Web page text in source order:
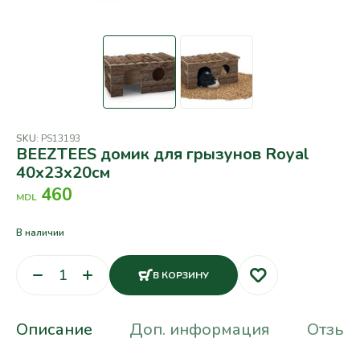
SKU: PS13193
BEEZTEES домик для грызунов Royal
40х23х20см
MDL 460
В наличии
В КОРЗИНУ
Описание Доп. информация